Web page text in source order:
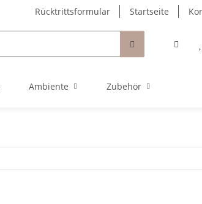
Rücktrittsformular Startseite
Ambiente Zubehör